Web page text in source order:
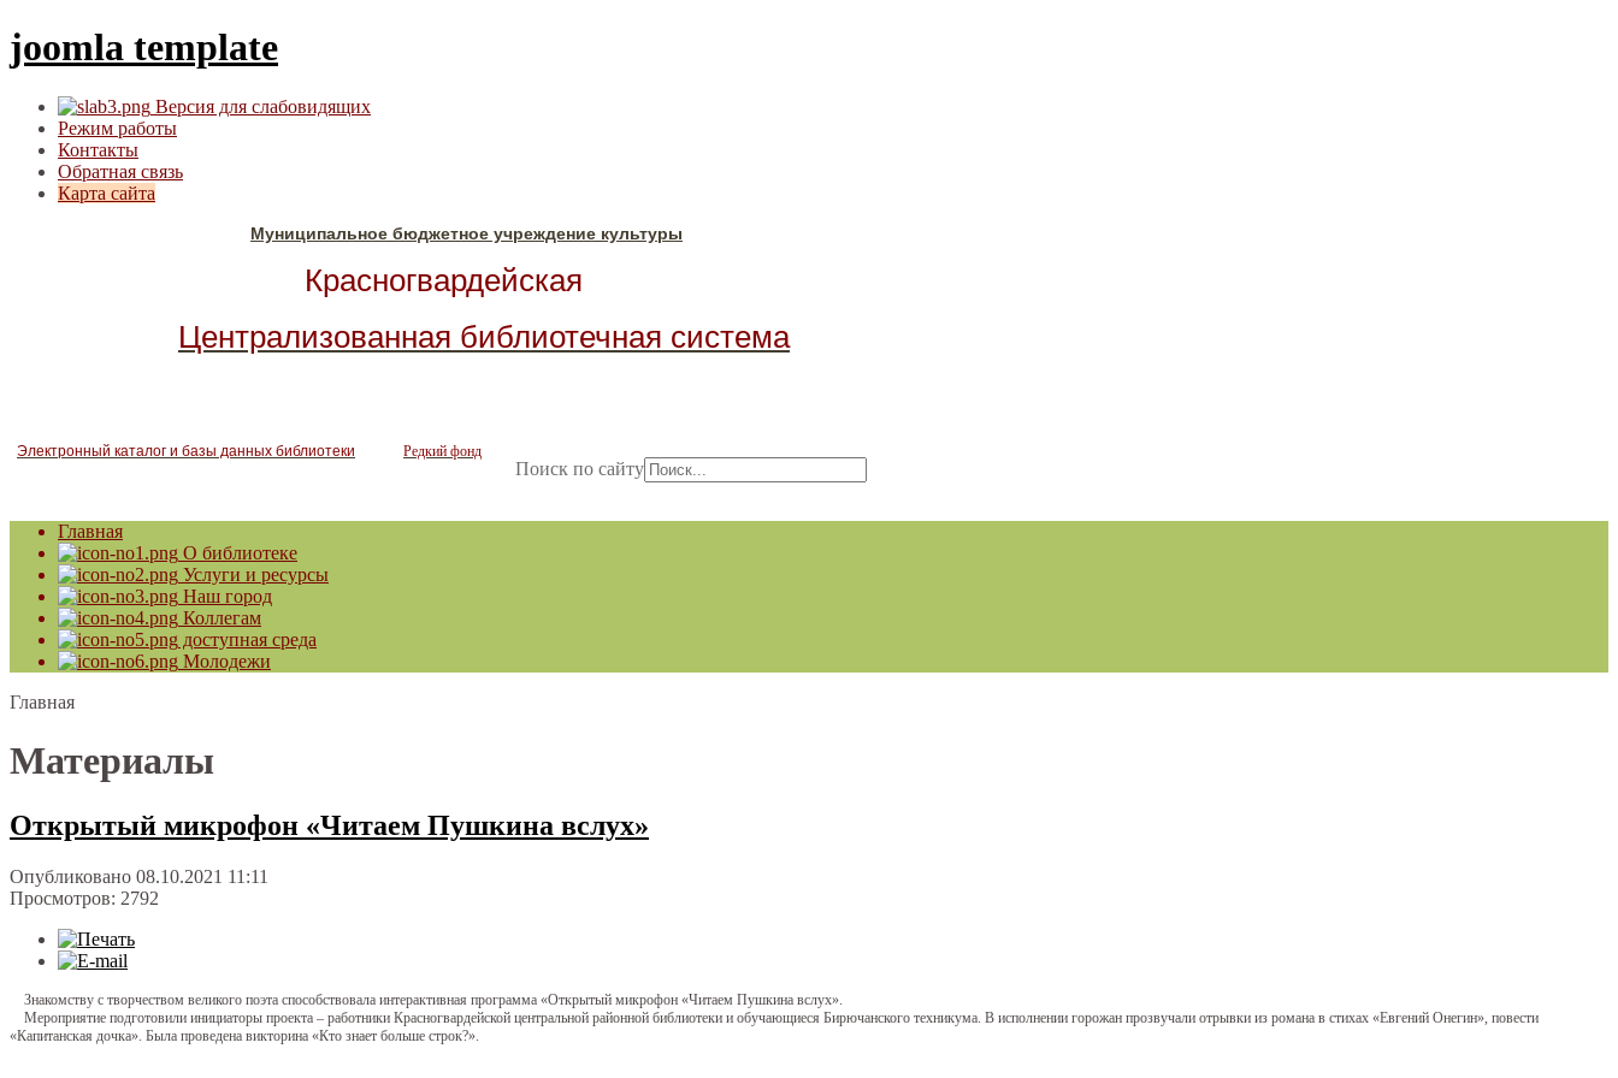
joomla template
Версия для слабовидящих
Режим работы
Контакты
Обратная связь
Карта сайта
Муниципальное бюджетное учреждение культуры
Красногвардейская
Централизованная библиотечная система
Электронный каталог и базы данных библиотеки Редкий фонд
Поиск по сайту
Главная
О библиотеке
Услуги и ресурсы
Наш город
Коллегам
доступная среда
Молодежи
Главная
Материалы
Открытый микрофон «Читаем Пушкина вслух»
Опубликовано 08.10.2021 11:11
Просмотров: 2792
Знакомству с творчеством великого поэта способствовала интерактивная программа «Открытый микрофон «Читаем Пушкина вслух».
Мероприятие подготовили инициаторы проекта – работники Красногвардейской центральной районной библиотеки и обучающиеся Бирючанского техникума. В исполнении горожан прозвучали отрывки из романа в стихах «Евгений Онегин», повести
«Капитанская дочка». Была проведена викторина «Кто знает больше строк?».